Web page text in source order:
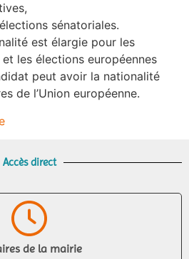
sénatoriales.
est élargie pour les
les élections européennes
peut avoir la nationalité
de l’Union européenne.
Accès direct
de la mairie